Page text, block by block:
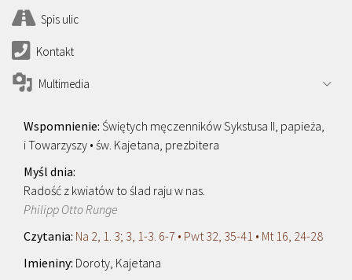
Spis ulic
Kontakt
Multimedia
Świętych męczenników Sykstusa II, papieża,
i Towarzyszy • św. Kajetana, prezbitera
Radość z kwiatów to ślad raju w nas.
Philipp Otto Runge
Na 2, 1. 3; 3, 1-3. 6-7 • Pwt 32, 35-41 • Mt 16, 24-28
Doroty, Kajetana